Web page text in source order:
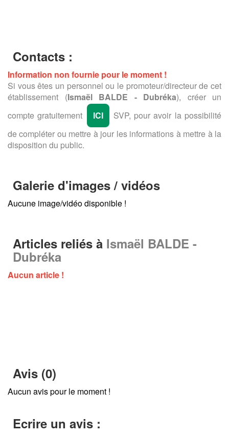
Contacts :
Information non fournie pour le moment !
Si vous êtes un personnel ou le promoteur/directeur de cet
établissement (Ismaël BALDE - Dubréka), créer un
compte gratuitement
ICI
SVP, pour avoir la possibilité
de compléter ou mettre à jour les informations à mettre à la
disposition du public.
Galerie d'images / vidéos
Aucune image/vidéo disponible !
Articles reliés à Ismaël BALDE -
Dubréka
Aucun article !
Avis (0)
Aucun avis pour le moment !
Ecrire un avis :